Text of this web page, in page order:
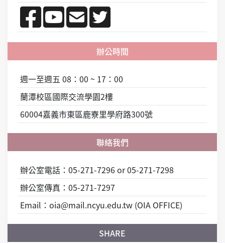
週一至週五 08：00 ~ 17：00
蘭潭校區國際交流學園2樓
60004嘉義市東區鹿寮里學府路300號
辦公室電話：05-271-7296 or 05-271-7298
辦公室傳真：05-271-7297
Email：oia@mail.ncyu.edu.tw (OIA OFFICE)